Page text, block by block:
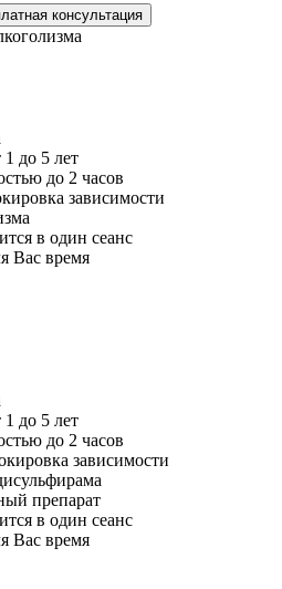
консультация
до 5 лет
до 2 часов
зависимости
в один сеанс
Вас время
до 5 лет
до 2 часов
зависимости
препарат
в один сеанс
Вас время